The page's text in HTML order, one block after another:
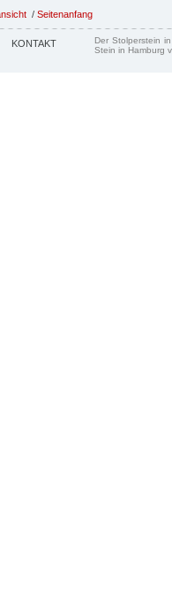
/ Seitenanfang
KONTAKT
Der Stolperstein
Stein in Hamburg